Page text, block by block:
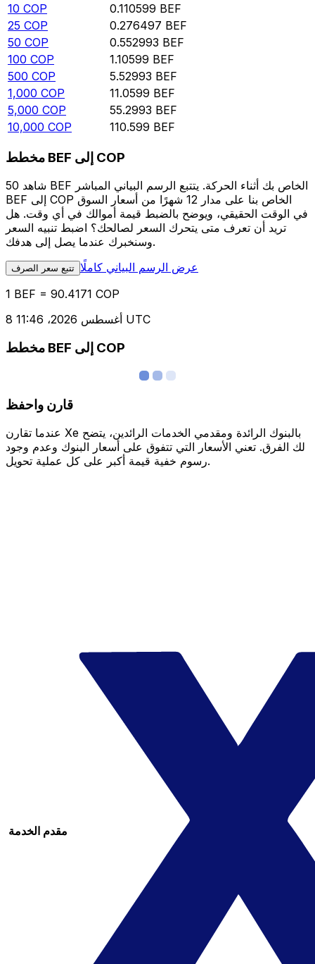
10 COP 0.110599 BEF
25 COP 0.276497 BEF
50 COP 0.552993 BEF
100 COP 1.10599 BEF
500 COP 5.52993 BEF
1,000 COP 11.0599 BEF
5,000 COP 55.2993 BEF
10,000 COP 110.599 BEF
مخطط BEF إلى COP
شاهد 50 BEF الخاص بك أثناء الحركة. يتتبع الرسم البياني المباشر
BEF إلى COP الخاص بنا على مدار 12 شهرًا من أسعار السوق
في الوقت الحقيقي، ويوضح بالضبط قيمة أموالك في أي وقت. هل
تريد أن تعرف متى يتحرك السعر لصالحك؟ اضبط تنبيه السعر
وسنخبرك عندما يصل إلى هدفك.
تتبع سعر الصرف عرض الرسم البياني كاملًا
1 BEF = 90.4171 COP
8 أغسطس 2026، 11:46 UTC
مخطط BEF إلى COP
قارن واحفظ
عندما تقارن Xe بالبنوك الرائدة ومقدمي الخدمات الرائدين، يتضح
لك الفرق. تعني الأسعار التي تتفوق على أسعار البنوك وعدم وجود
رسوم خفية قيمة أكبر على كل عملية تحويل.
مقدم الخدمة